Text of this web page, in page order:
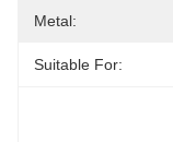
Metal:
Suitable For: